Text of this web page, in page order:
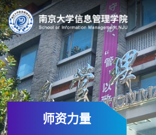
师资力量